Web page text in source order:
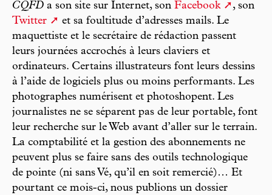
CQFD a son site sur Internet, son Facebook
, son
Twitter
et sa foultitude d’adresses mails. Le
maquettiste et le secrétaire de rédaction passent
leurs journées accrochés à leurs claviers et
ordinateurs. Certains illustrateurs font leurs dessins
à l’aide de logiciels plus ou moins performants. Les
photographes numérisent et photoshopent. Les
journalistes ne se séparent pas de leur portable, font
leur recherche sur le Web avant d’aller sur le terrain.
La comptabilité et la gestion des abonnements ne
peuvent plus se faire sans des outils technologique
de pointe (ni sans Vé, qu’il en soit remercié)… Et
pourtant ce mois-ci, nous publions un dossier